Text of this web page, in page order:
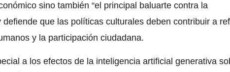
sino también “el principal baluarte contra la
que las políticas culturales deben contribuir a
y la participación ciudadana.
a los efectos de la inteligencia artificial generativa